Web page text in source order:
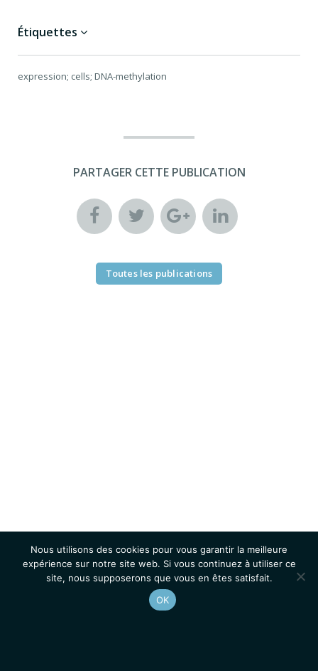
Étiquettes
expression; cells; DNA-methylation
PARTAGER CETTE PUBLICATION
Toutes les publications
Nous utilisons des cookies pour vous garantir la meilleure
expérience sur notre site web. Si vous continuez à utiliser ce
site, nous supposerons que vous en êtes satisfait.
OK